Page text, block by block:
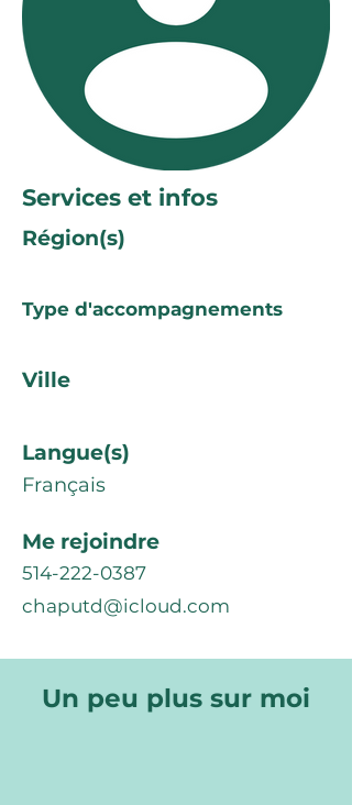
Services et infos
Région(s)
Type d'accompagnements
Ville
Langue(s)
Français
Me rejoindre
514-222-0387
chaputd@icloud.com
Un peu plus sur moi